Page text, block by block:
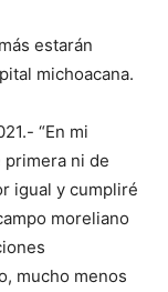
estarán
michoacana.
“En mi
primera ni de
igual y cumpliré
moreliano
mucho menos